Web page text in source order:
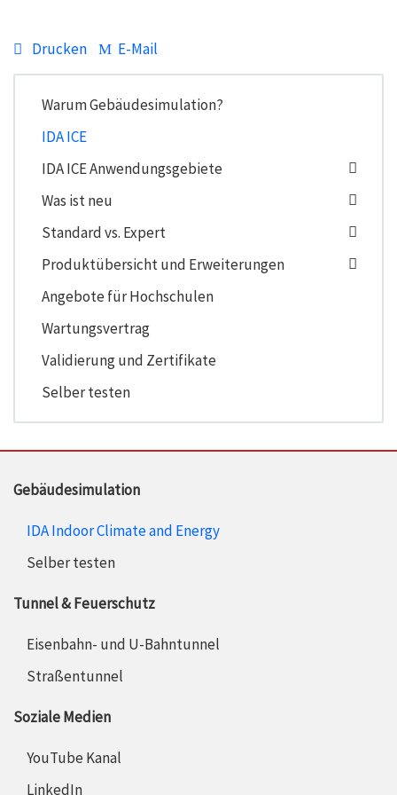
Drucken E-Mail
Warum Gebäudesimulation?
IDA ICE
IDA ICE Anwendungsgebiete
Was ist neu
Standard vs. Expert
Produktübersicht und Erweiterungen
Angebote für Hochschulen
Wartungsvertrag
Validierung und Zertifikate
Selber testen
Gebäudesimulation
IDA Indoor Climate and Energy
Selber testen
Tunnel & Feuerschutz
Eisenbahn- und U-Bahntunnel
Straßentunnel
Soziale Medien
YouTube Kanal
LinkedIn